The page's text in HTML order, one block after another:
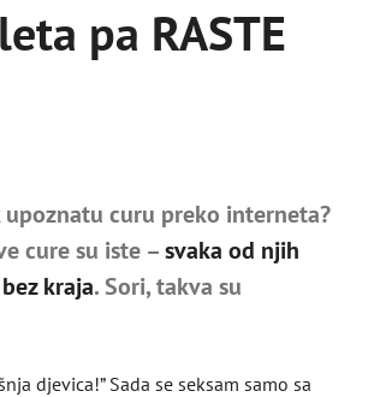
pa RASTE
curu preko interneta?
cure su iste –svaka od njih
kraja. Sori, takva su
djevica!” Sada se seksam samo sa